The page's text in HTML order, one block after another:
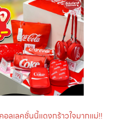
เลคชั่นนี้แดงกร้าวใจมากแม่!!